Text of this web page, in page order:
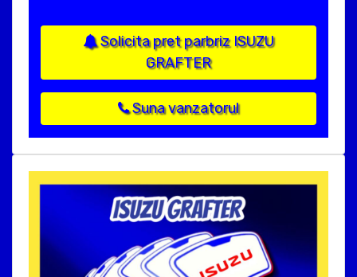
Solicita pret parbriz ISUZU
GRAFTER
Suna vanzatorul